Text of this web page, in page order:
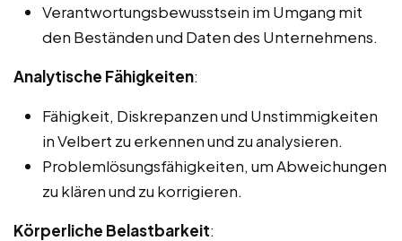
Verantwortungsbewusstsein im Umgang mit
den Beständen und Daten des Unternehmens.
Analytische Fähigkeiten:
Fähigkeit, Diskrepanzen und Unstimmigkeiten
in Velbert zu erkennen und zu analysieren.
Problemlösungsfähigkeiten, um Abweichungen
zu klären und zu korrigieren.
Körperliche Belastbarkeit: